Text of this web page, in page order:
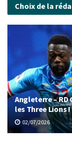
Choix de la
Angleterre –
les Three Lions !
02/07/2026